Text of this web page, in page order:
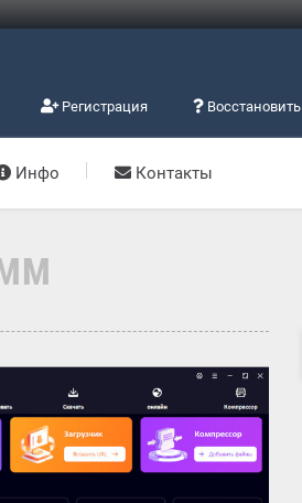
Регистрация Восстановить
Инфо Контакты